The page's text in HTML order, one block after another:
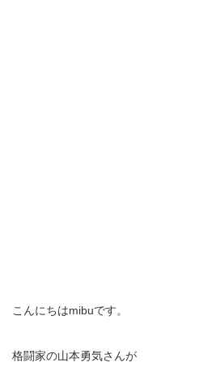
こんにちはmibuです。
格闘家の山本勇気さんが